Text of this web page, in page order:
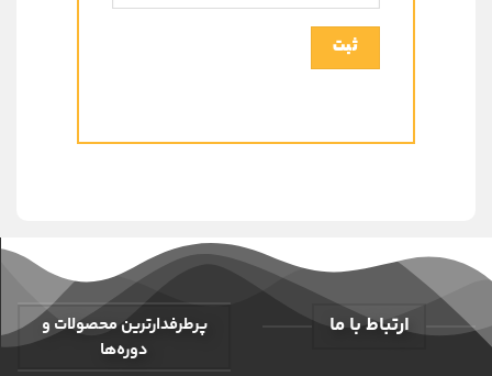
ارتباط با ما
پرطرفدارترین محصولات و
دوره‌ها